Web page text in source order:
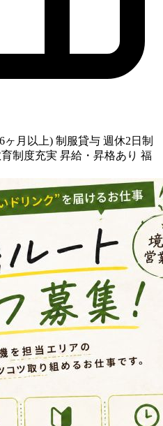
ヶ月以上) 制服貸与 週休2日制
制度充実 昇給・昇格あり 福